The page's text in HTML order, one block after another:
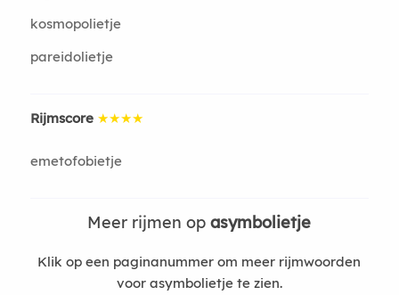
kosmopolietje
pareidolietje
Rijmscore ★★★★
emetofobietje
Meer rijmen opasymbolietje
Klik op een paginanummer om meer rijmwoorden
voor asymbolietje te zien.